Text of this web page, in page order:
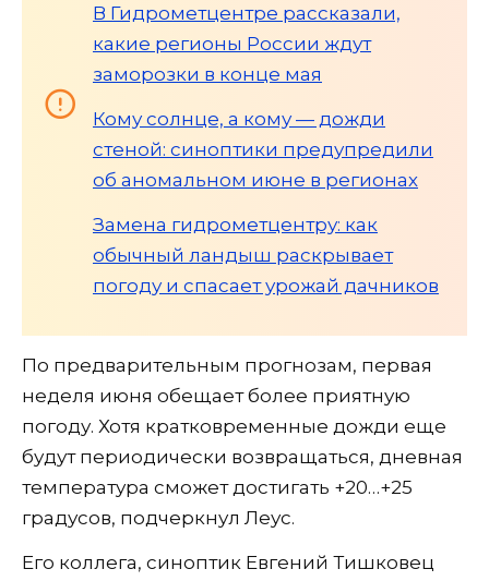
В Гидрометцентре рассказали,
какие регионы России ждут
заморозки в конце мая
Кому солнце, а кому — дожди
стеной: синоптики предупредили
об аномальном июне в регионах
Замена гидрометцентру: как
обычный ландыш раскрывает
погоду и спасает урожай дачников
По предварительным прогнозам, первая
неделя июня обещает более приятную
погоду. Хотя кратковременные дожди еще
будут периодически возвращаться, дневная
температура сможет достигать +20…+25
градусов, подчеркнул Леус.
Его коллега, синоптик Евгений Тишковец